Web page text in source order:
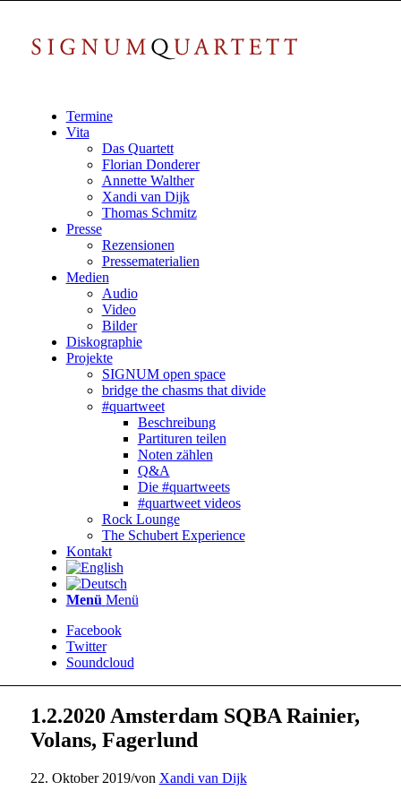
Termine
Vita
Das Quartett
Florian Donderer
Annette Walther
Xandi van Dijk
Thomas Schmitz
Presse
Rezensionen
Pressematerialien
Medien
Audio
Video
Bilder
Diskographie
Projekte
SIGNUM open space
bridge the chasms that divide
#quartweet
Beschreibung
Partituren teilen
Noten zählen
Q&A
Die #quartweets
#quartweet videos
Rock Lounge
The Schubert Experience
Kontakt
Menü Menü
Facebook
Twitter
Soundcloud
1.2.2020 Amsterdam SQBA Rainier,
Volans, Fagerlund
22. Oktober 2019/von Xandi van Dijk